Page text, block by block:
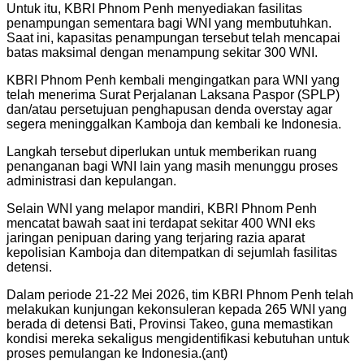
Untuk itu, KBRI Phnom Penh menyediakan fasilitas
penampungan sementara bagi WNI yang membutuhkan.
Saat ini, kapasitas penampungan tersebut telah mencapai
batas maksimal dengan menampung sekitar 300 WNI.
KBRI Phnom Penh kembali mengingatkan para WNI yang
telah menerima Surat Perjalanan Laksana Paspor (SPLP)
dan/atau persetujuan penghapusan denda overstay agar
segera meninggalkan Kamboja dan kembali ke Indonesia.
Langkah tersebut diperlukan untuk memberikan ruang
penanganan bagi WNI lain yang masih menunggu proses
administrasi dan kepulangan.
Selain WNI yang melapor mandiri, KBRI Phnom Penh
mencatat bawah saat ini terdapat sekitar 400 WNI eks
jaringan penipuan daring yang terjaring razia aparat
kepolisian Kamboja dan ditempatkan di sejumlah fasilitas
detensi.
Dalam periode 21-22 Mei 2026, tim KBRI Phnom Penh telah
melakukan kunjungan kekonsuleran kepada 265 WNI yang
berada di detensi Bati, Provinsi Takeo, guna memastikan
kondisi mereka sekaligus mengidentifikasi kebutuhan untuk
proses pemulangan ke Indonesia.(ant)